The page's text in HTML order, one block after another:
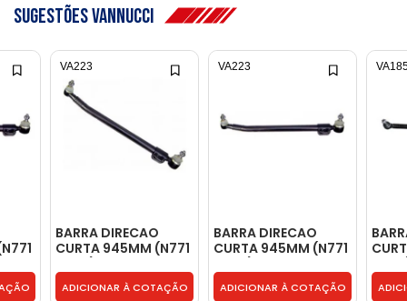
Sugestões Vannucci
BARRA DIRECAO
CURTA 945MM (N771
ADICIONAR À COTAÇÃO
VA223
BARRA DIRECAO
CURTA 945MM (N771
ADICIONAR À COTAÇÃO
VA223